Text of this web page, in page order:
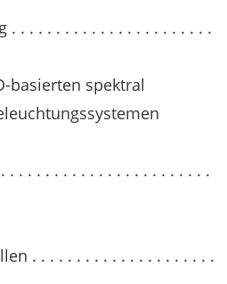
. . . . . . . . . . . . . . . . . . . . . .
basierten spektral
. . . . . . . . . . . . . . . . . . . . . .
. . . . . . . . . . . . . . . . . . . . .